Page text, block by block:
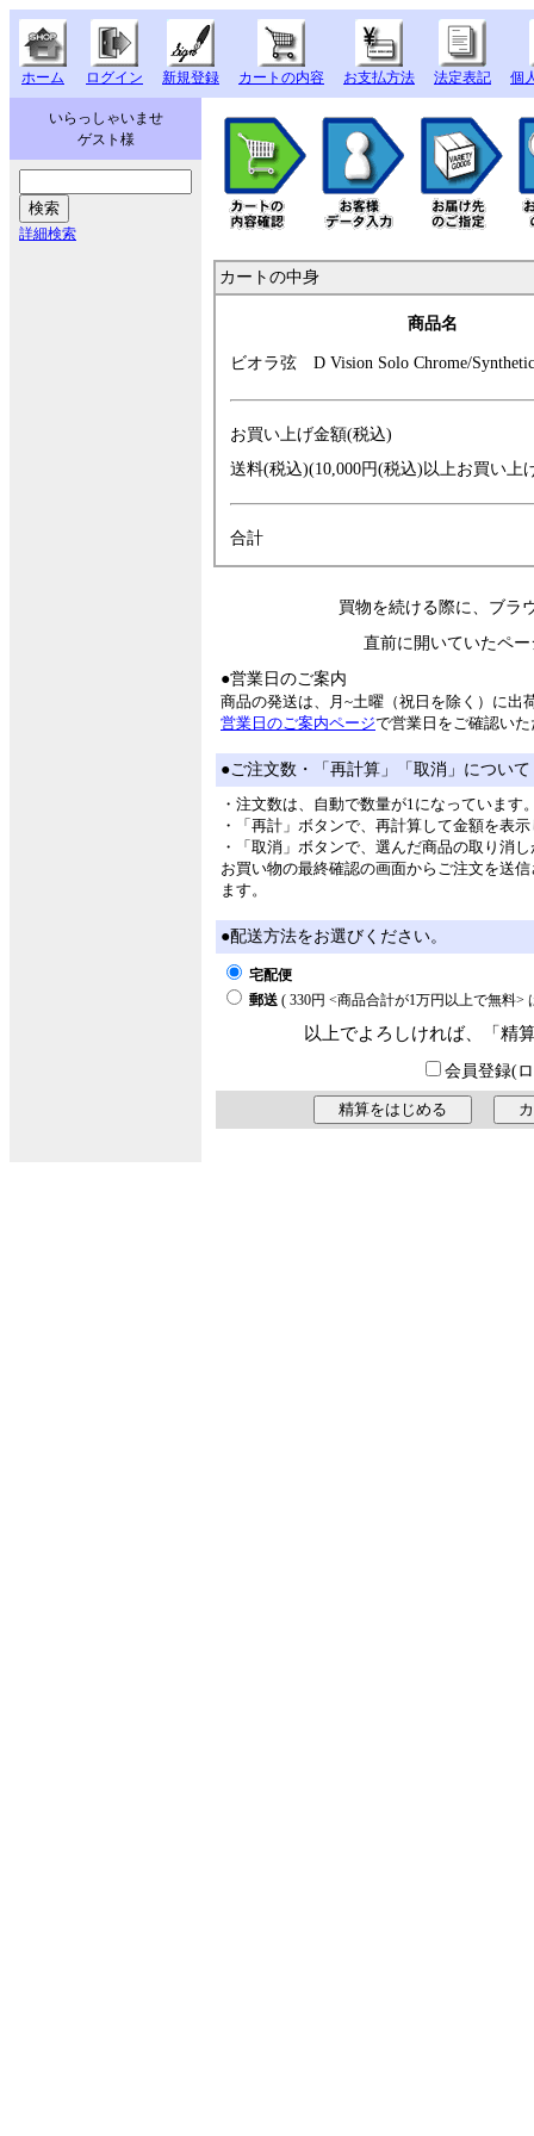
ホーム ログイン 新規登録 カートの内容 お支払方法 法定表記 個
いらっしゃいませ
ゲスト様
詳細検索
カートの中身
商品名
ビオラ弦 D Vision Solo Chrome/
お買い上げ金額(税込)
送料(税込)(10,000円(税込)以上お買い上
合計
買物を続ける際に、ブラ
直前に開いていたペ
●営業日のご案内
商品の発送は、月~土曜（祝日を除く）に出
営業日のご案内ページで営業日をご確認い
●ご注文数・「再計算」「取消」について
・注文数は、自動で数量が1になっていま
・「再計」ボタンで、再計算して金額を表
・「取消」ボタンで、選んだ商品の取り消
お買い物の最終確認の画面からご注文を送
ます。
●配送方法をお選びください。
宅配便
郵送 ( 330円 <商品合計が1万円以上で無料>
以上でよろしければ、「精
会員登録(